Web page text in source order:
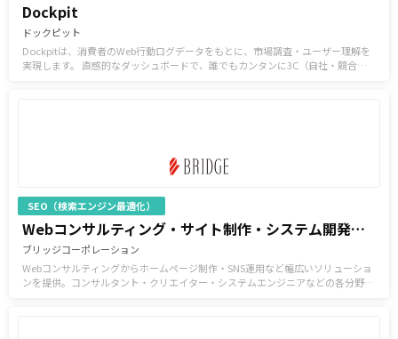
Dockpit
ドックピット
Dockpitは、消費者のWeb行動ログデータをもとに、市場調査・ユーザー理解を
実現します。 直感的なダッシュボードで、誰でもカンタンに3C（自社・競合・
SEO（検索エンジン最適化）
Webコンサルティング・サイト制作・システム開発・運用支援
ブリッジコーポレーション
Webコンサルティングからホームページ制作・SNS運用など幅広いソリューショ
ンを提供。コンサルタント・クリエイター・システムエンジニアなどの各分野の